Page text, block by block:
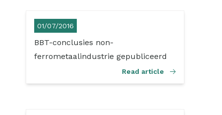
01/07/2016
BBT-conclusies non-
ferrometaalindustrie gepubliceerd
Read article